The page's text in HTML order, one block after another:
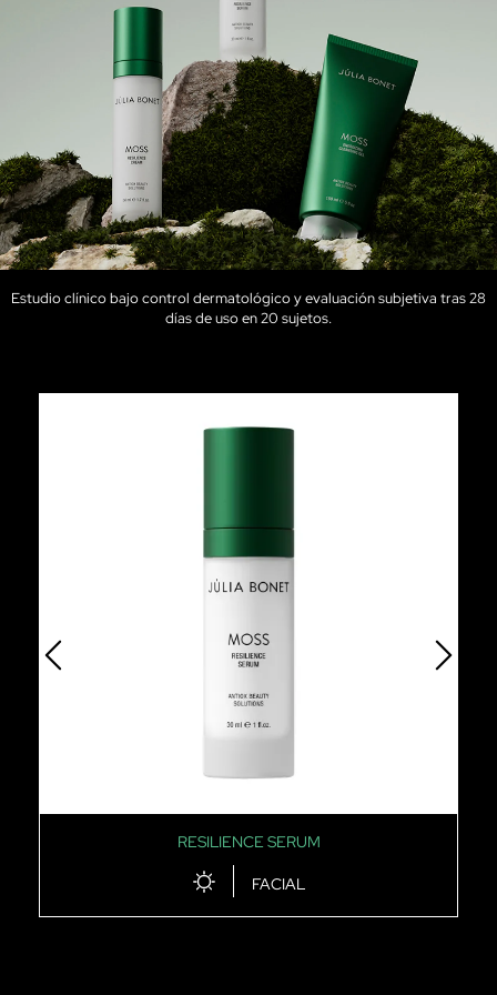
Estudio clínico bajo control dermatológico y evaluación subjetiva tras 28
días de uso en 20 sujetos.
RESILIENCE SERUM
FACIAL